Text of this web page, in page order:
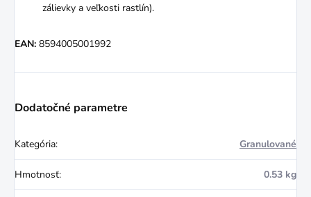
zálievky a veľkosti rastlín).
EAN: 8594005001992
Dodatočné parametre
Kategória: Granulované
Hmotnosť: 0.53 kg